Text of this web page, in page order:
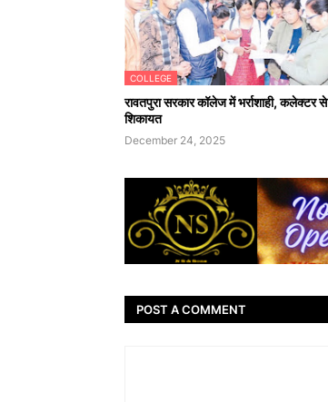
COLLEGE
रावतपुरा सरकार कॉलेज में भर्राशाही, कलेक्टर से
शिकायत
December 24, 2025
POST A COMMENT